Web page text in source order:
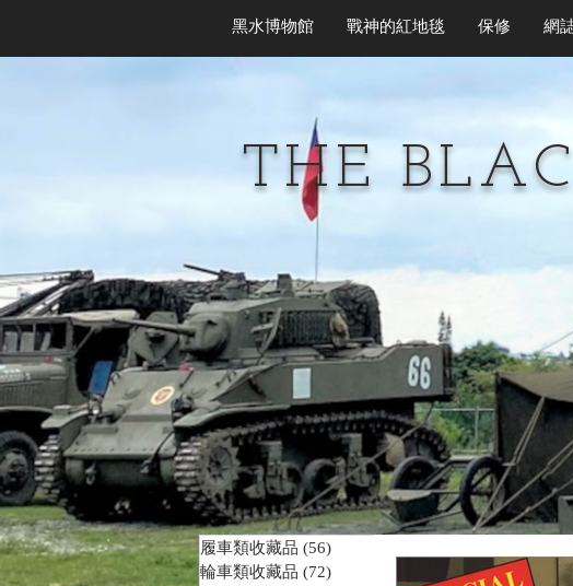
黑水博物館 戰神的紅地毯 保修 網
THE
履車類收藏品 (56)
輪車類收藏品 (72)